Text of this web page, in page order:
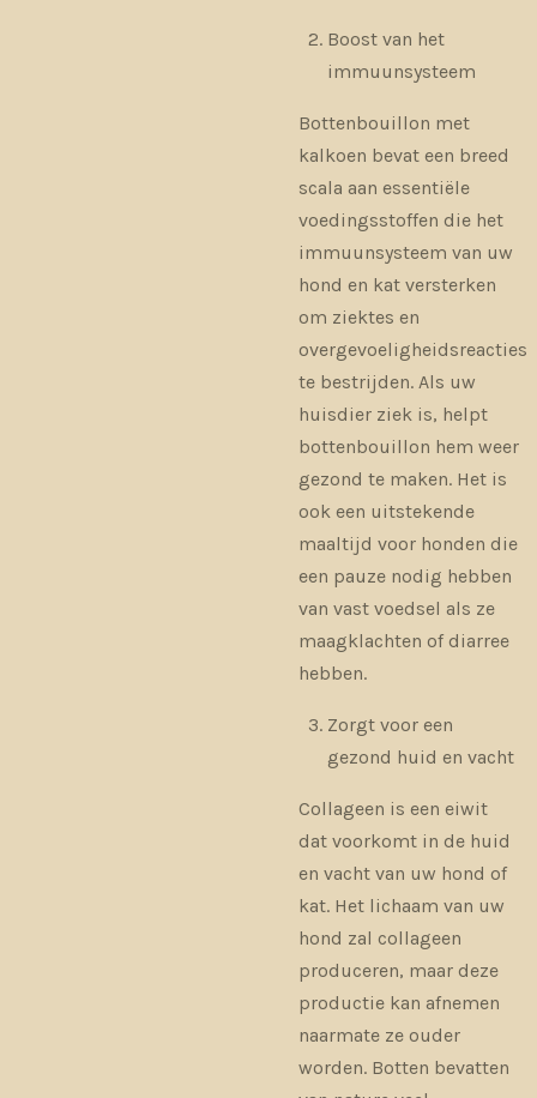
Boost van het
immuunsysteem
Bottenbouillon met
kalkoen bevat een breed
scala aan essentiële
voedingsstoffen die het
immuunsysteem van uw
hond en kat versterken
om ziektes en
overgevoeligheidsreacties
te bestrijden. Als uw
huisdier ziek is, helpt
bottenbouillon hem weer
gezond te maken. Het is
ook een uitstekende
maaltijd voor honden die
een pauze nodig hebben
van vast voedsel als ze
maagklachten of diarree
hebben.
Zorgt voor een
gezond huid en vacht
Collageen is een eiwit
dat voorkomt in de huid
en vacht van uw hond of
kat. Het lichaam van uw
hond zal collageen
produceren, maar deze
productie kan afnemen
naarmate ze ouder
worden. Botten bevatten